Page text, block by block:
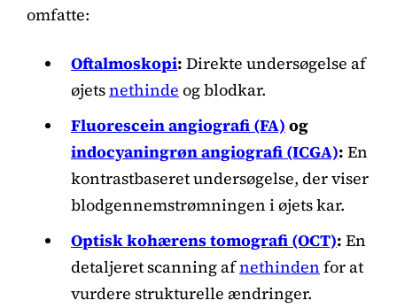
omfatte:
Oftalmoskopi: Direkte undersøgelse af
øjetsnethinde og blodkar.
Fluorescein angiografi (FA) og
indocyaningrøn angiografi (ICGA): En
kontrastbaseret undersøgelse, der viser
blodgennemstrømningen i øjets kar.
Optisk kohærens tomografi (OCT): En
detaljeret scanning afnethinden for at
vurdere strukturelle ændringer.